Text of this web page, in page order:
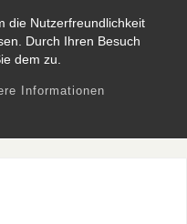
die Nutzerfreundlichkeit
Durch Ihren Besuch
dem zu.
Informationen
UND SOFTBALL IN